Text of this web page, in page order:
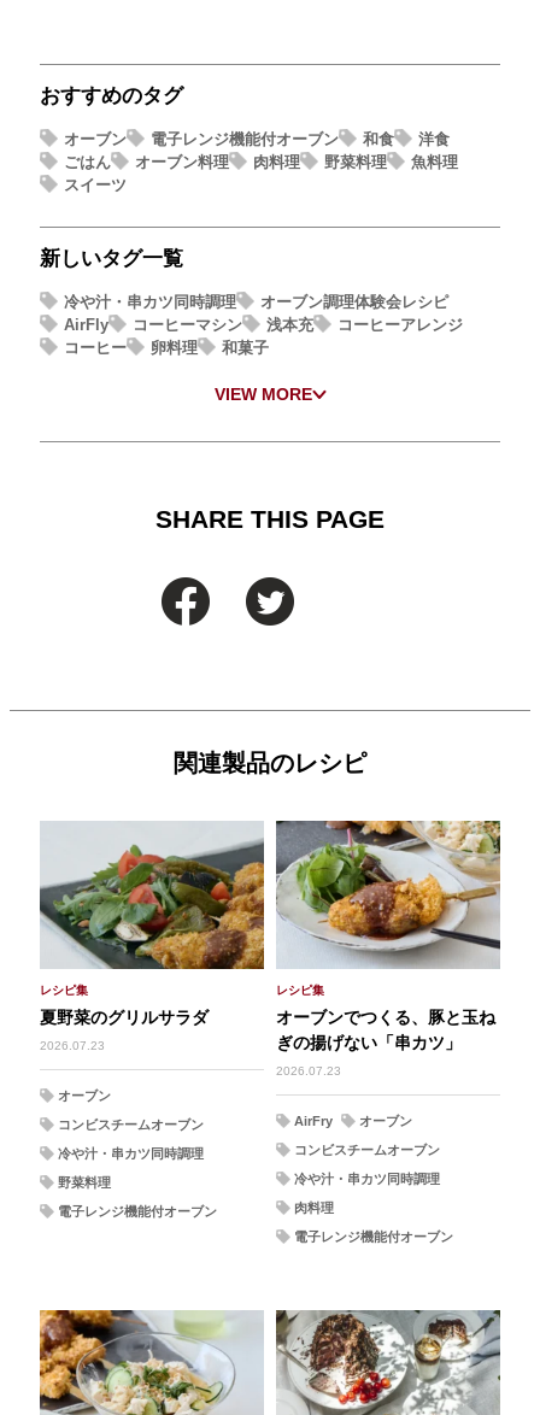
おすすめのタグ
オーブン 電子レンジ機能付オーブン 和食
洋食
ごはん
オーブン料理 肉料理 野菜料理
魚料理
スイーツ
新しいタグ一覧
冷や汁・串カツ同時調理
オーブン調理体験会レシピ
AirFly
コーヒーマシン 浅本充
コーヒーアレンジ
コーヒー
卵料理 和菓子
VIEW MORE
SHARE THIS PAGE
関連製品のレシピ
レシピ集
夏野菜のグリルサラダ
2026.07.23
オーブン
コンビスチームオーブン
冷や汁・串カツ同時調理
野菜料理
電子レンジ機能付オーブン
レシピ集
オーブンでつくる、豚と玉ね
ぎの揚げない「串カツ」
2026.07.23
AirFry
オーブン
コンビスチームオーブン
冷や汁・串カツ同時調理
肉料理
電子レンジ機能付オーブン